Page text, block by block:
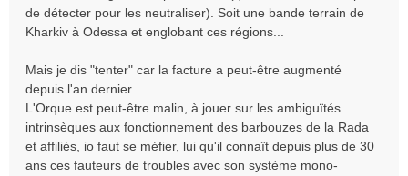
de détecter pour les neutraliser). Soit une bande terrain de
Kharkiv à Odessa et englobant ces régions...
Mais je dis "tenter" car la facture a peut-être augmenté
depuis l'an dernier...
L'Orque est peut-être malin, à jouer sur les ambiguïtés
intrinsèques aux fonctionnement des barbouzes de la Rada
et affiliés, io faut se méfier, lui qu'il connaît depuis plus de 30
ans ces fauteurs de troubles avec son système mono-